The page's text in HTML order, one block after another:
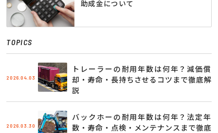
助成金について
TOPICS
2026.04.03
トレーラーの耐用年数は何年？減価償
却・寿命・長持ちさせるコツまで徹底解
説
2026.03.30
バックホーの耐用年数は何年？法定年
数・寿命・点検・メンテナンスまで徹底